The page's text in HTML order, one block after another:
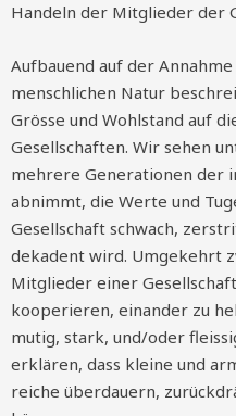
Handeln der Mitglieder der
Aufbauend auf der
menschlichen Natur
Grösse und Wohlstand auf
Gesellschaften. Wir sehen
mehrere Generationen der
abnimmt, die Werte und
Gesellschaft schwach,
dekadent wird. Umgekehrt
Mitglieder einer
kooperieren, einander zu
mutig, stark, und/oder
erklären, dass kleine und
reiche überdauern,